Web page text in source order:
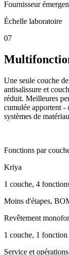
Fournisseur
Échelle laboratoire
07
Une seule couche
antisalissure et
réduit. Meilleures
cumulée apportent -
systèmes de
Fonctions par
Kriya
1 couche, 4
Moins d'étapes,
Revêtement
1 couche, 1 fonction
Service et opérations